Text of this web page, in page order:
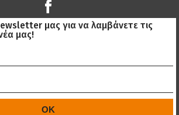
μας για να λαμβάνετε τις
μας!